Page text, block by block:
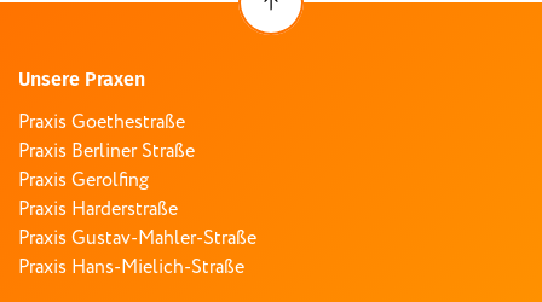
Unsere Praxen
Praxis Goethestraße
Praxis Berliner Straße
Praxis Gerolfing
Praxis Harderstraße
Praxis Gustav-Mahler-Straße
Praxis Hans-Mielich-Straße